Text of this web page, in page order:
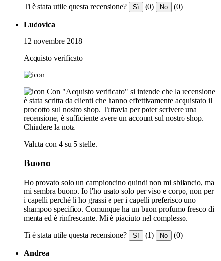
Ti è stata utile questa recensione? Sì (0) No (0)
Ludovica
12 novembre 2018
Acquisto verificato
Con "Acquisto verificato" si intende che la recensione
è stata scritta da clienti che hanno effettivamente acquistato il
prodotto sul nostro shop. Tuttavia per poter scrivere una
recensione, è sufficiente avere un account sul nostro shop.
Chiudere la nota
Valuta con 4 su 5 stelle.
Buono
Ho provato solo un campioncino quindi non mi sbilancio, ma
mi sembra buono. Io l'ho usato solo per viso e corpo, non per
i capelli perché li ho grassi e per i capelli preferisco uno
shampoo specifico. Comunque ha un buon profumo fresco di
menta ed è rinfrescante. Mi è piaciuto nel complesso.
Ti è stata utile questa recensione? Sì (1) No (0)
Andrea